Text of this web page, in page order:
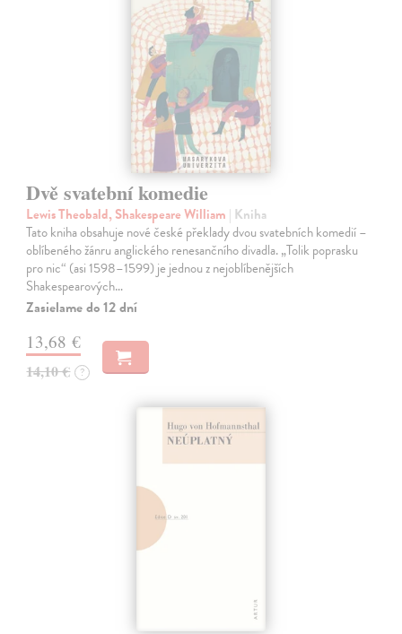
Dvě svatební komedie
Lewis Theobald, Shakespeare William | Kniha
Tato kniha obsahuje nové české překlady dvou svatebních komedií –
oblíbeného žánru anglického renesančního divadla. „Tolik poprasku
pro nic“ (asi 1598–1599) je jednou z nejoblíbenějších
Shakespearových…
Zasielame do 12 dní
13,68 €
14,10 € ?